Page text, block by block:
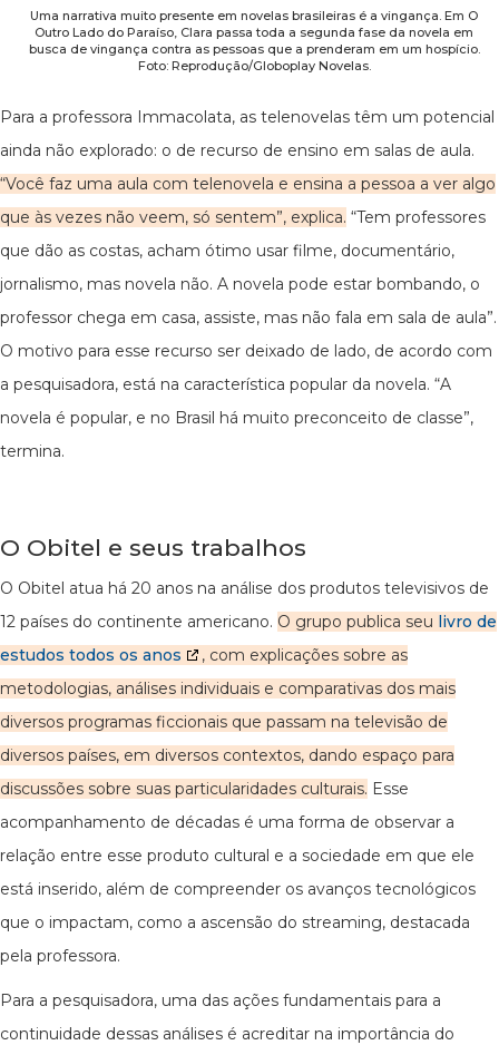
Uma narrativa muito presente em novelas brasileiras é a vingança. Em O
Outro Lado do Paraíso, Clara passa toda a segunda fase da novela em
busca de vingança contra as pessoas que a prenderam em um hospício.
Foto: Reprodução/Globoplay Novelas.
Para a professora Immacolata, as telenovelas têm um potencial
ainda não explorado: o de recurso de ensino em salas de aula.
“Você faz uma aula com telenovela e ensina a pessoa a ver algo
que às vezes não veem, só sentem”, explica. “Tem professores
que dão as costas, acham ótimo usar filme, documentário,
jornalismo, mas novela não. A novela pode estar bombando, o
professor chega em casa, assiste, mas não fala em sala de aula”.
O motivo para esse recurso ser deixado de lado, de acordo com
a pesquisadora, está na característica popular da novela. “A
novela é popular, e no Brasil há muito preconceito de classe”,
termina.
O Obitel e seus trabalhos
O Obitel atua há 20 anos na análise dos produtos televisivos de
12 países do continente americano. O grupo publica seu livro de
estudos todos os anos
, com explicações sobre as
metodologias, análises individuais e comparativas dos mais
diversos programas ficcionais que passam na televisão de
diversos países, em diversos contextos, dando espaço para
discussões sobre suas particularidades culturais. Esse
acompanhamento de décadas é uma forma de observar a
relação entre esse produto cultural e a sociedade em que ele
está inserido, além de compreender os avanços tecnológicos
que o impactam, como a ascensão do streaming, destacada
pela professora.
Para a pesquisadora, uma das ações fundamentais para a
continuidade dessas análises é acreditar na importância do